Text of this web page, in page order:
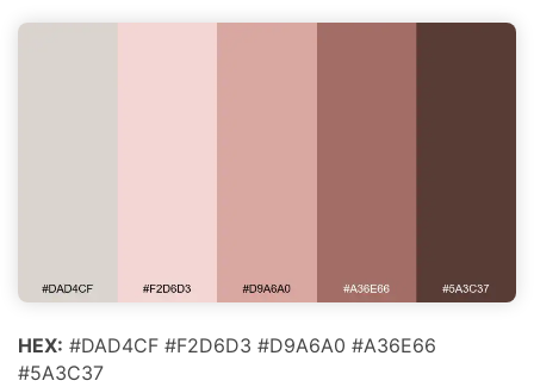
HEX: #DAD4CF #F2D6D3 #D9A6A0 #A36E66
#5A3C37